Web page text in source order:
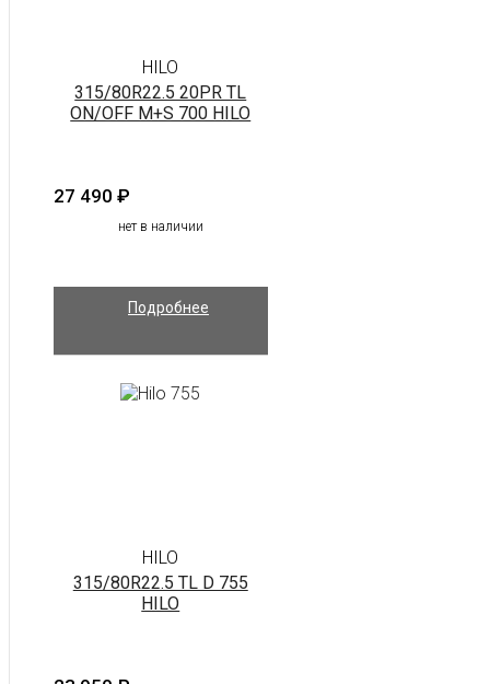
HILO
315/80R22.5 20PR TL
ON/OFF M+S 700 HILO
27 490 ₽
нет в наличии
Подробнее
HILO
315/80R22.5 TL D 755
HILO